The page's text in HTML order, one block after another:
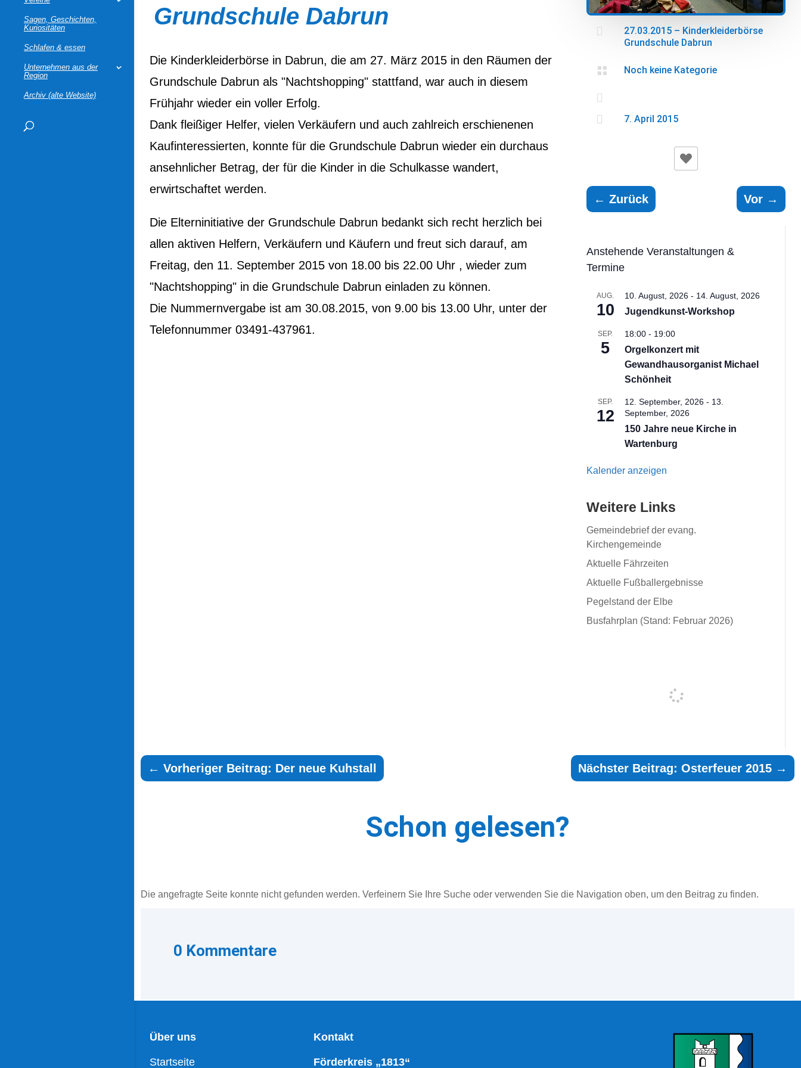
Sagen, Geschichten,
Kuriositäten
Schlafen & essen
Unternehmen aus der
Region
Archiv (alte Website)
Grundschule Dabrun
Die Kinderkleiderbörse in Dabrun, die am 27. März 2015 in den Räumen der
Grundschule Dabrun als "Nachtshopping" stattfand, war auch in diesem
Frühjahr wieder ein voller Erfolg.
Dank fleißiger Helfer, vielen Verkäufern und auch zahlreich erschienenen
Kaufinteressierten, konnte für die Grundschule Dabrun wieder ein durchaus
ansehnlicher Betrag, der für die Kinder in die Schulkasse wandert,
erwirtschaftet werden.
Die Elterninitiative der Grundschule Dabrun bedankt sich recht herzlich bei
allen aktiven Helfern, Verkäufern und Käufern und freut sich darauf, am
Freitag, den 11. September 2015 von 18.00 bis 22.00 Uhr , wieder zum
"Nachtshopping" in die Grundschule Dabrun einladen zu können.
Die Nummernvergabe ist am 30.08.2015, von 9.00 bis 13.00 Uhr, unter der
Telefonnummer 03491-437961.

27.03.2015 – Kinderkleiderbörse
Grundschule Dabrun
 Noch keine Kategorie


7. April 2015
← Zurück Vor→
Anstehende Veranstaltungen &
Termine
AUG.
10
10. August, 2026- 14. August, 2026
Jugendkunst-Workshop
SEP.
5
18:00- 19:00
Orgelkonzert mit
Gewandhausorganist Michael
Schönheit
SEP.
12
12. September, 2026- 13.
September, 2026
150 Jahre neue Kirche in
Wartenburg
Kalender anzeigen
Weitere Links
Gemeindebrief der evang.
Kirchengemeinde
Aktuelle Fährzeiten
Aktuelle Fußballergebnisse
Pegelstand der Elbe
Busfahrplan (Stand: Februar 2026)
←Vorheriger Beitrag: Der neue Kuhstall Nächster Beitrag: Osterfeuer 2015→
Schon gelesen?
Die angefragte Seite konnte nicht gefunden werden. Verfeinern Sie Ihre Suche oder verwenden Sie die Navigation oben, um den Beitrag zu finden.
0 Kommentare
Über uns
Startseite
Kontakt
Förderkreis „1813“